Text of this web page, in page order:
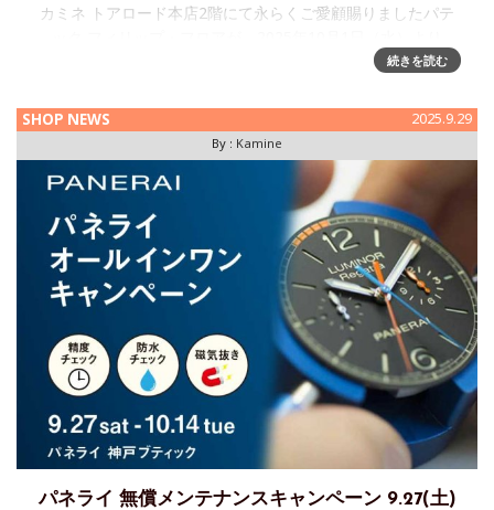
カミネ トアロード本店2階にて永らくご愛顧賜りましたパテ
「PATEK PHILIPPE BOUTIQUE - KOBE MOTOMACHI（パテ
続きを読む
SHOP NEWS 2025.9.29
By : Kamine
パネライ 無償メンテナンスキャンペーン 9.27(土)